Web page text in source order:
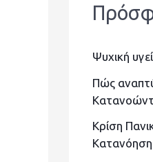
ή
η
σ
η
γ
ι
Ψυχική
Πώς
Κρίση